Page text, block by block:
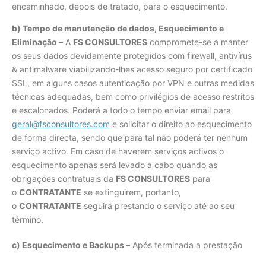
encaminhado, depois de tratado, para o esquecimento.
b) Tempo de manutenção de dados, Esquecimento e
Eliminação – A FS CONSULTORES compromete-se a manter
os seus dados devidamente protegidos com firewall, antivírus
& antimalware viabilizando-lhes acesso seguro por certificado
SSL, em alguns casos autenticação por VPN e outras medidas
técnicas adequadas, bem como privilégios de acesso restritos
e escalonados. Poderá a todo o tempo enviar email para
geral@fsconsultores.com e solicitar o direito ao esquecimento
de forma directa, sendo que para tal não poderá ter nenhum
serviço activo. Em caso de haverem serviços activos o
esquecimento apenas será levado a cabo quando as
obrigações contratuais da FS CONSULTORES para
o CONTRATANTE se extinguirem, portanto,
o CONTRATANTE seguirá prestando o serviço até ao seu
término.
c) Esquecimento e Backups – Após terminada a prestação